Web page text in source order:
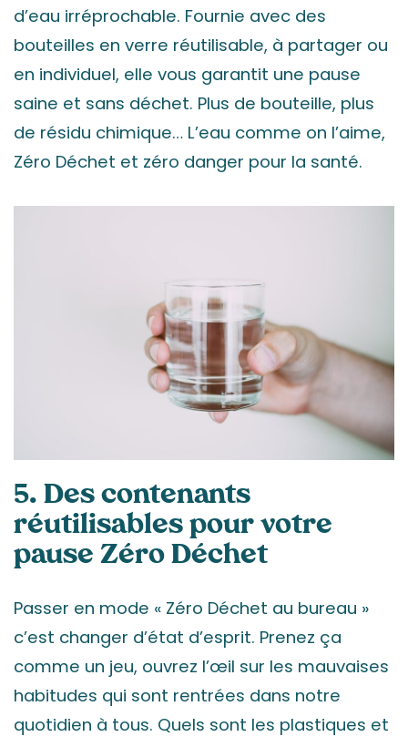
d’eau irréprochable. Fournie avec des
bouteilles en verre réutilisable, à partager ou
en individuel, elle vous garantit une pause
saine et sans déchet. Plus de bouteille, plus
de résidu chimique… L’eau comme on l’aime,
Zéro Déchet et zéro danger pour la santé.
5. Des contenants
réutilisables pour votre
pause Zéro Déchet
Passer en mode « Zéro Déchet au bureau »
c’est changer d’état d’esprit. Prenez ça
comme un jeu, ouvrez l’œil sur les mauvaises
habitudes qui sont rentrées dans notre
quotidien à tous. Quels sont les plastiques et